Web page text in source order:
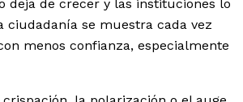
deja de crecer y las instituciones lo
ciudadanía se muestra cada vez
menos confianza, especialmente